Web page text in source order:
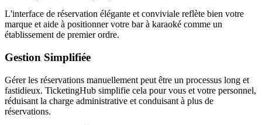
L'interface de réservation élégante et conviviale reflète bien votre
marque et aide à positionner votre bar à karaoké comme un
établissement de premier ordre.
Gestion Simplifiée
Gérer les réservations manuellement peut être un processus long et
fastidieux. TicketingHub simplifie cela pour vous et votre personnel,
réduisant la charge administrative et conduisant à plus de
réservations.